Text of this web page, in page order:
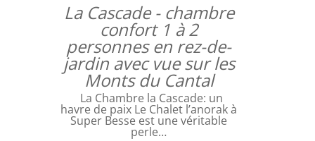
La Cascade - chambre
confort 1 à 2
personnes en rez-de-
jardin avec vue sur les
Monts du Cantal
La Chambre la Cascade: un
havre de paix Le Chalet l’anorak à
Super Besse est une véritable
perle…